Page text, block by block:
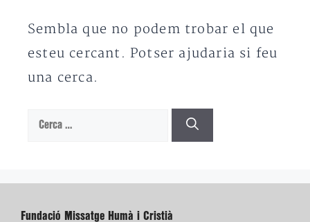
Sembla que no podem trobar el que
esteu cercant. Potser ajudaria si feu
una cerca.
Cerca:
Fundació Missatge Humà i Cristià